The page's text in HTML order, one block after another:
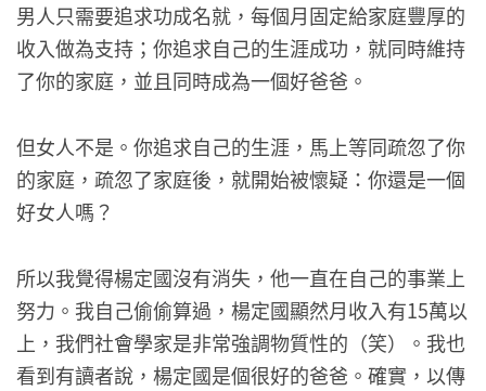
男人只需要追求功成名就，每個月固定給家庭豐厚的
收入做為支持；你追求自己的生涯成功，就同時維持
了你的家庭，並且同時成為一個好爸爸。
但女人不是。你追求自己的生涯，馬上等同疏忽了你
的家庭，疏忽了家庭後，就開始被懷疑：你還是一個
好女人嗎？
所以我覺得楊定國沒有消失，他一直在自己的事業上
努力。我自己偷偷算過，楊定國顯然月收入有15萬以
上，我們社會學家是非常強調物質性的（笑）。我也
看到有讀者說，楊定國是個很好的爸爸。確實，以傳